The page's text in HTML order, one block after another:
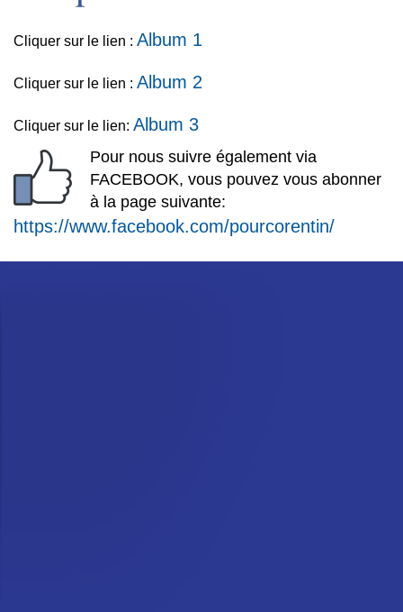
Cliquer sur le lien : Album 1
Cliquer sur le lien : Album 2
Cliquer sur le lien: Album 3
Pour nous suivre également via
FACEBOOK, vous pouvez vous abonner
à la page suivante:
https://www.facebook.com/pourcorentin/